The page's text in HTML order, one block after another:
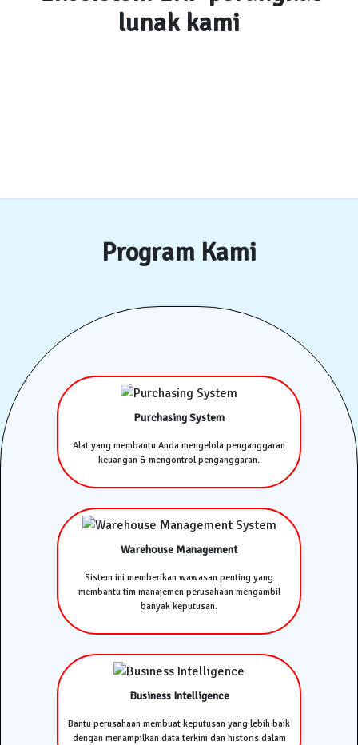
lunak kami
Program Kami
Purchasing System
Alat yang membantu Anda mengelola penganggaran
keuangan & mengontrol penganggaran.
Warehouse Management
Sistem ini memberikan wawasan penting yang
membantu tim manajemen perusahaan mengambil
banyak keputusan.
Business Intelligence
Bantu perusahaan membuat keputusan yang lebih baik
dengan menampilkan data terkini dan historis dalam